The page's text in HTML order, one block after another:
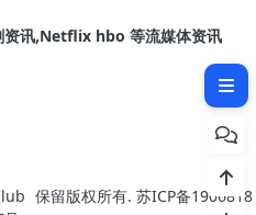
讯,Netflix hbo 等流媒体资讯
保留版权所有. 苏ICP备1906818